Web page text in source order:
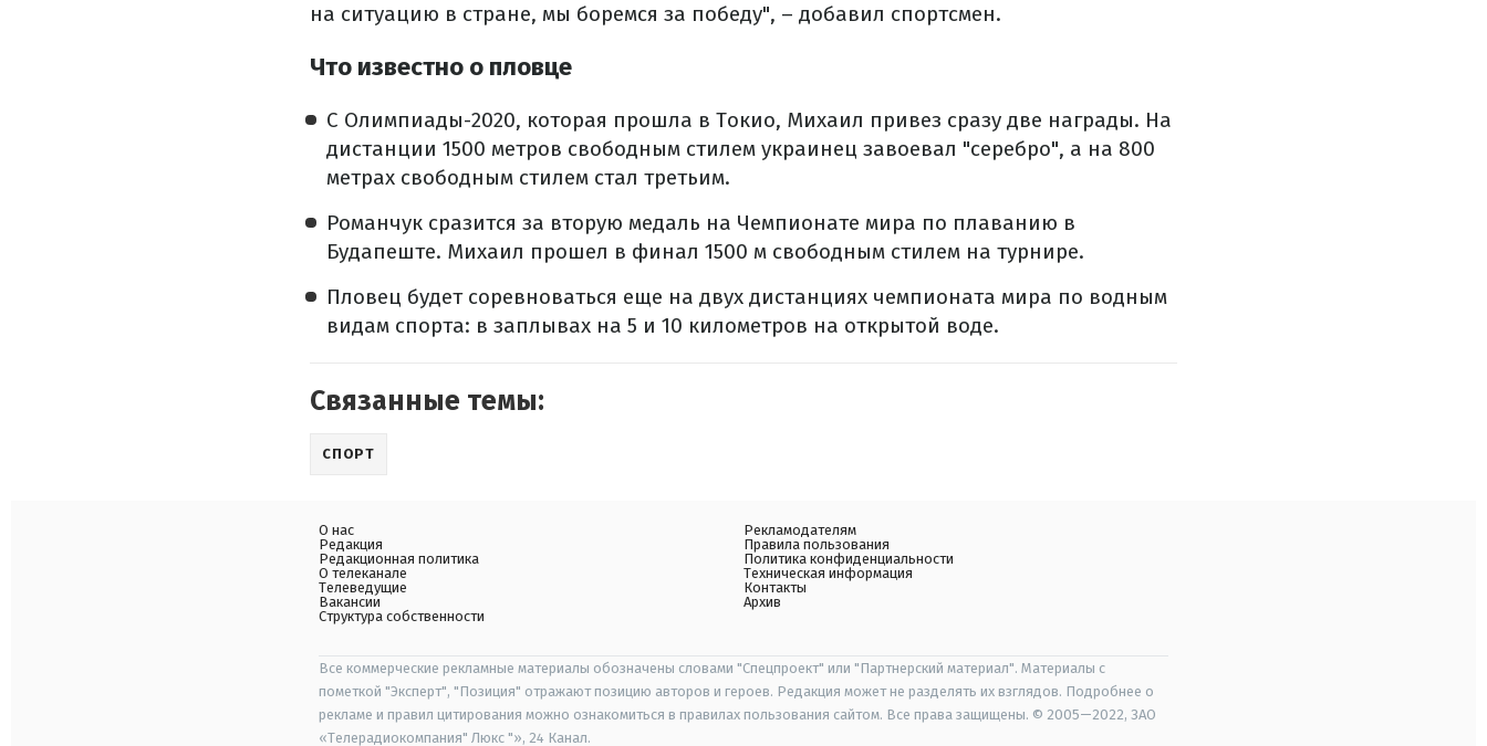
на ситуацию в стране, мы боремся за победу", – добавил спортсмен.
Что известно о пловце
С Олимпиады-2020, которая прошла в Токио, Михаил привез сразу две награды. На
дистанции 1500 метров свободным стилем украинец завоевал "серебро", а на 800
метрах свободным стилем стал третьим.
Романчук сразится за вторую медаль на Чемпионате мира по плаванию в
Будапеште. Михаил прошел в финал 1500 м свободным стилем на турнире.
Пловец будет соревноваться еще на двух дистанциях чемпионата мира по водным
видам спорта: в заплывах на 5 и 10 километров на открытой воде.
Связанные темы:
СПОРТ
О нас
Редакция
Редакционная политика
О телеканале
Телеведущие
Вакансии
Структура собственности
Рекламодателям
Правила пользования
Политика конфиденциальности
Техническая информация
Контакты
Архив
Все коммерческие рекламные материалы обозначены словами "Спецпроект" или "Партнерский материал". Материалы с
пометкой "Эксперт", "Позиция" отражают позицию авторов и героев. Редакция может не разделять их взглядов. Подробнее о
рекламе и правил цитирования можно ознакомиться в правилах пользования сайтом. Все права защищены. © 2005—2022, ЗАО
«Телерадиокомпания" Люкс "», 24 Канал.